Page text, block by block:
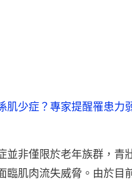
肌少症？專家提醒罹患力
並非僅限於老年族群，青
臨肌肉流失威脅。由於目